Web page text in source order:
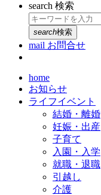
search 検索
search検索
mail お問合せ
home
お知らせ
ライフイベント
結婚・離婚
妊娠・出産
子育て
入園・入学
就職・退職
引越し
介護